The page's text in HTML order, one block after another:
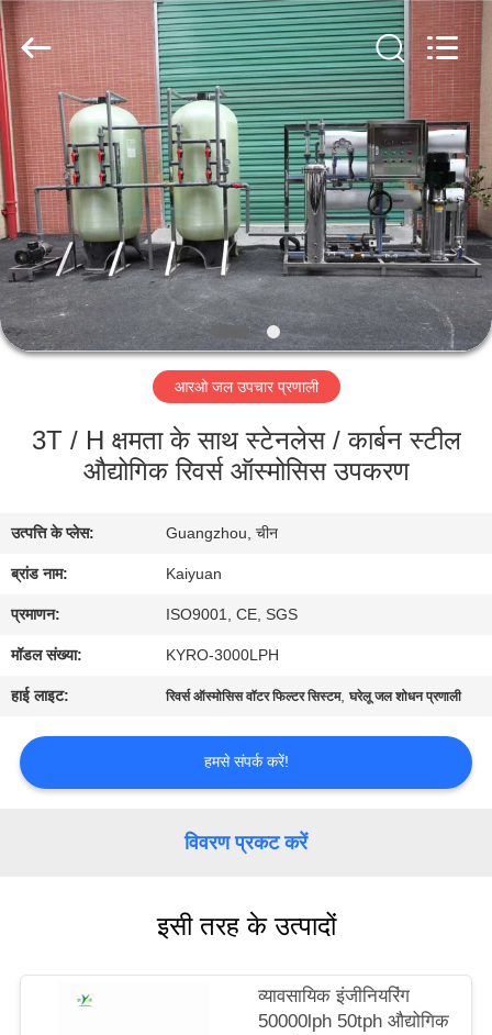
घर
उत्पादों
हमारे
बारे
में
भ्रमण
नियंत्रण
संपर्क
करें
उद्धरण
का
NEWS
Kai
Yuan
Water
Treatment
Equipment
Co.,
Ltd..
All
Rights
Reserved.
आरओ जल उपचार प्रणाली
3T / H क्षमता के साथ स्टेनलेस / कार्बन स्टील
औद्योगिक रिवर्स ऑस्मोसिस उपकरण
उत्पत्ति के प्लेस: Guangzhou, चीन
ब्रांड नाम: Kaiyuan
प्रमाणन: ISO9001, CE, SGS
मॉडल संख्या: KYRO-3000LPH
हाई लाइट: रिवर्स ऑस्मोसिस वॉटर फिल्टर सिस्टम,घरेलू जल शोधन प्रणाली
हमसे संपर्क करें!
विवरण प्रकट करें
इसी तरह के उत्पादों
व्यावसायिक इंजीनियरिंग
50000lph 50tph औद्योगिक